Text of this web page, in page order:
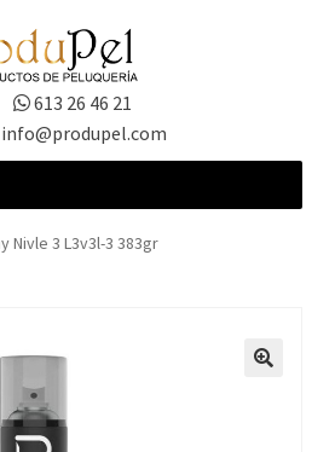
613 26 46 21
info@produpel.com
Nivle 3 L3v3l-3 383gr